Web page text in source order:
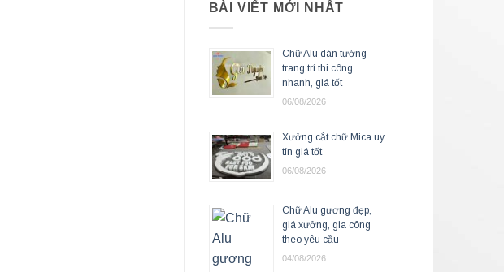
BÀI VIẾT MỚI NHẤT
Chữ Alu dán tường
trang trí thi công
nhanh, giá tốt
06/08/2026
Xưởng cắt chữ Mica uy
tín giá tốt
06/08/2026
Chữ Alu gương đẹp,
giá xưởng, gia công
theo yêu cầu
04/08/2026